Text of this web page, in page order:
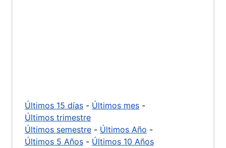
Últimos 15 días - Últimos mes -
Últimos trimestre
Últimos semestre - Últimos Año -
Últimos 5 Años - Últimos 10 Años